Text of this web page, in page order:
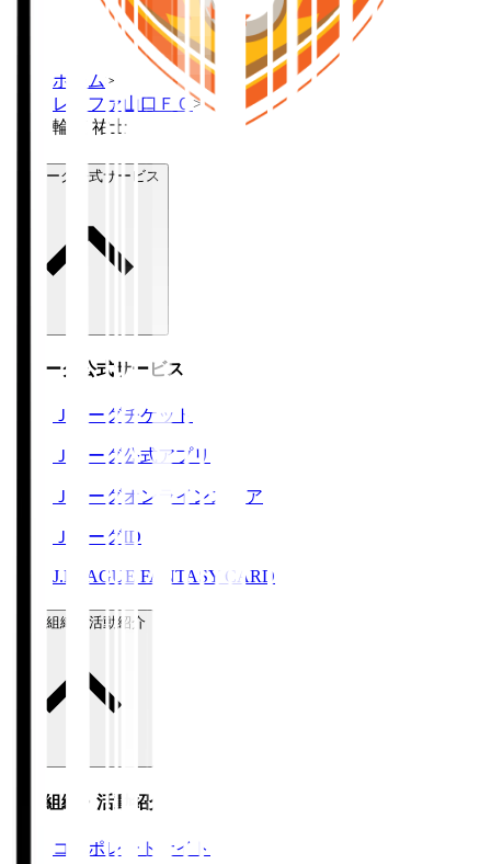
ホーム >
レノファ山口ＦＣ >
輪笠 祐士
Ｊリーグ公式サービス
Ｊリーグ公式サービス
Ｊリーグチケット
Ｊリーグ公式アプリ
Ｊリーグオンラインストア
ＪリーグID
J.LEAGUE FANTASY CARD
運営組織・活動紹介
運営組織・活動紹介
コーポレートサイト